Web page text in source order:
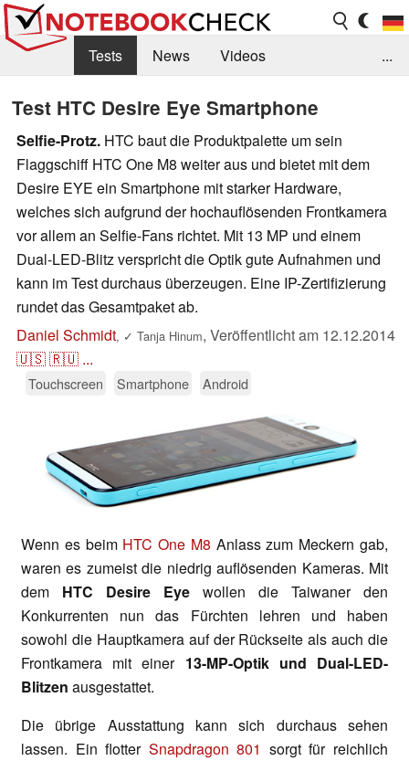
Tests News
Videos
Kaufberatung
Deals Suche
Jobs
Forum
...
Test HTC Desire Eye Smartphone
Selfie-Protz. HTC baut die Produktpalette um sein
Flaggschiff HTC One M8 weiter aus und bietet mit dem
Desire EYE ein Smartphone mit starker Hardware,
welches sich aufgrund der hochauflösenden Frontkamera
vor allem an Selfie-Fans richtet. Mit 13 MP und einem
Dual-LED-Blitz verspricht die Optik gute Aufnahmen und
kann im Test durchaus überzeugen. Eine IP-Zertifizierung
rundet das Gesamtpaket ab.
Daniel Schmidt, ✓ Tanja Hinum, Veröffentlicht am 12.12.2014
🇺🇸🇷🇺 ...
Touchscreen Smartphone Android
Wenn es beim HTC One M8 Anlass zum Meckern gab,
waren es zumeist die niedrig auflösenden Kameras. Mit
dem HTC Desire Eye wollen die Taiwaner den
Konkurrenten nun das Fürchten lehren und haben
sowohl die Hauptkamera auf der Rückseite als auch die
Frontkamera mit einer 13-MP-Optik und Dual-LED-
Blitzen ausgestattet.
Die übrige Ausstattung kann sich durchaus sehen
lassen. Ein flotter Snapdragon 801 sorgt für reichlich